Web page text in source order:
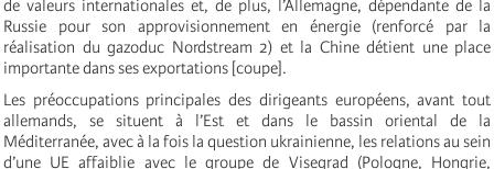
de valeurs internationales et, de plus, l’Allemagne, dépendante de la
Russie pour son approvisionnement en énergie (renforcé par la
réalisation du gazoduc Nordstream 2) et la Chine détient une place
importante dans ses exportations [coupe].
Les préoccupations principales des dirigeants européens, avant tout
allemands, se situent à l’Est et dans le bassin oriental de la
Méditerranée, avec à la fois la question ukrainienne, les relations au sein
d’une UE affaiblie avec le groupe de Visegrad (Pologne, Hongrie,